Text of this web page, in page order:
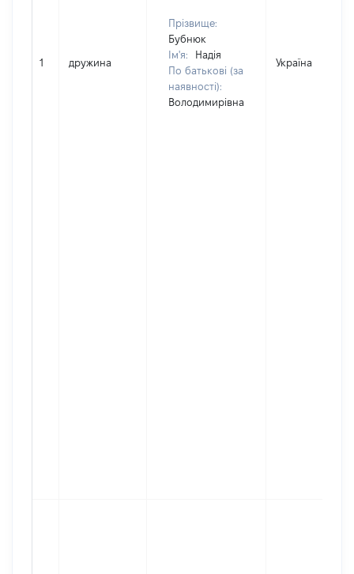
1 дружина
Прізвище:
Бубнюк
Ім'я:
Надія
По батькові (за
наявності):
Володимирівна
Україна